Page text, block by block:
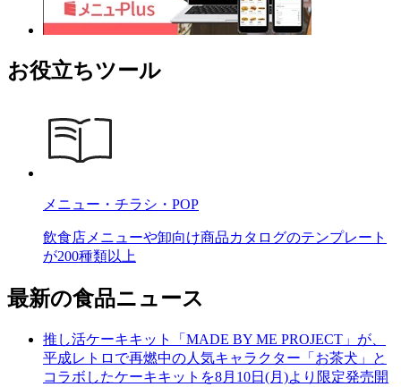
お役立ちツール
メニュー・チラシ・POP
飲食店メニューや卸向け商品カタログのテンプレート
が200種類以上
最新の食品ニュース
推し活ケーキキット「MADE BY ME PROJECT」が、
平成レトロで再燃中の人気キャラクター「お茶犬」と
コラボしたケーキキットを8月10日(月)より限定発売開